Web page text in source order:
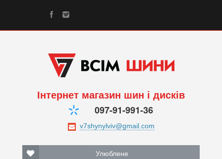
Інтернет магазин шин і дисків
097-91-991-36
Улюблене